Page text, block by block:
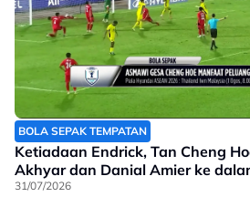
BOLA SEPAK TEMPATAN
Ketiadaan Endrick, Tan Cheng
Akhyar dan Danial Amier ke
31/07/2026